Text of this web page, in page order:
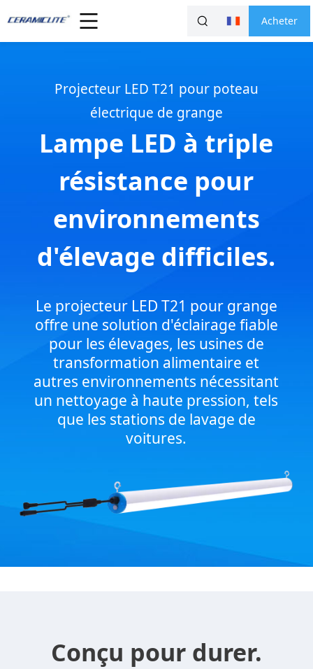
Acheter
Projecteur LED T21 pour poteau
électrique de grange
Lampe LED à triple
résistance pour
environnements
d'élevage difficiles.
Le projecteur LED T21 pour grange
offre une solution d'éclairage fiable
pour les élevages, les usines de
transformation alimentaire et
autres environnements nécessitant
un nettoyage à haute pression, tels
que les stations de lavage de
voitures.
Conçu pour durer.